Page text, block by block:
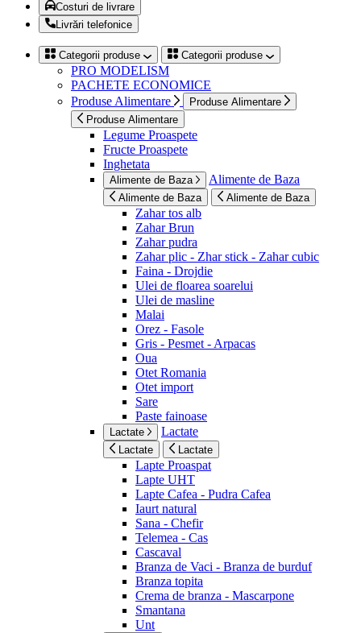
Costuri de livrare
Livrări telefonice
Categorii produse Categorii produse
PRO MODELISM
PACHETE ECONOMICE
Produse Alimentare
Produse Alimentare
Produse Alimentare
Legume Proaspete
Fructe Proaspete
Inghetata
Alimente de Baza Alimente de Baza
Alimente de Baza Alimente de Baza
Zahar tos alb
Zahar Brun
Zahar pudra
Zahar plic - Zhar stick - Zahar cubic
Faina - Drojdie
Ulei de floarea soarelui
Ulei de masline
Malai
Orez - Fasole
Gris - Pesmet - Arpacas
Oua
Otet Romania
Otet import
Sare
Paste fainoase
Lactate Lactate
Lactate Lactate
Lapte Proaspat
Lapte UHT
Lapte Cafea - Pudra Cafea
Iaurt natural
Sana - Chefir
Telemea - Cas
Cascaval
Branza de Vaci - Branza de burduf
Branza topita
Crema de branza - Mascarpone
Smantana
Unt